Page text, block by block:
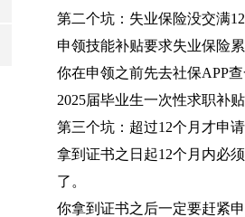
第二个坑：失业保险没交满
申领技能补贴要求失业保险
你在申领之前先去社保APP
2025届毕业生一次性求职补
第三个坑：超过12个月才申请
拿到证书之日起12个月内必
了。
你拿到证书之后一定要赶紧